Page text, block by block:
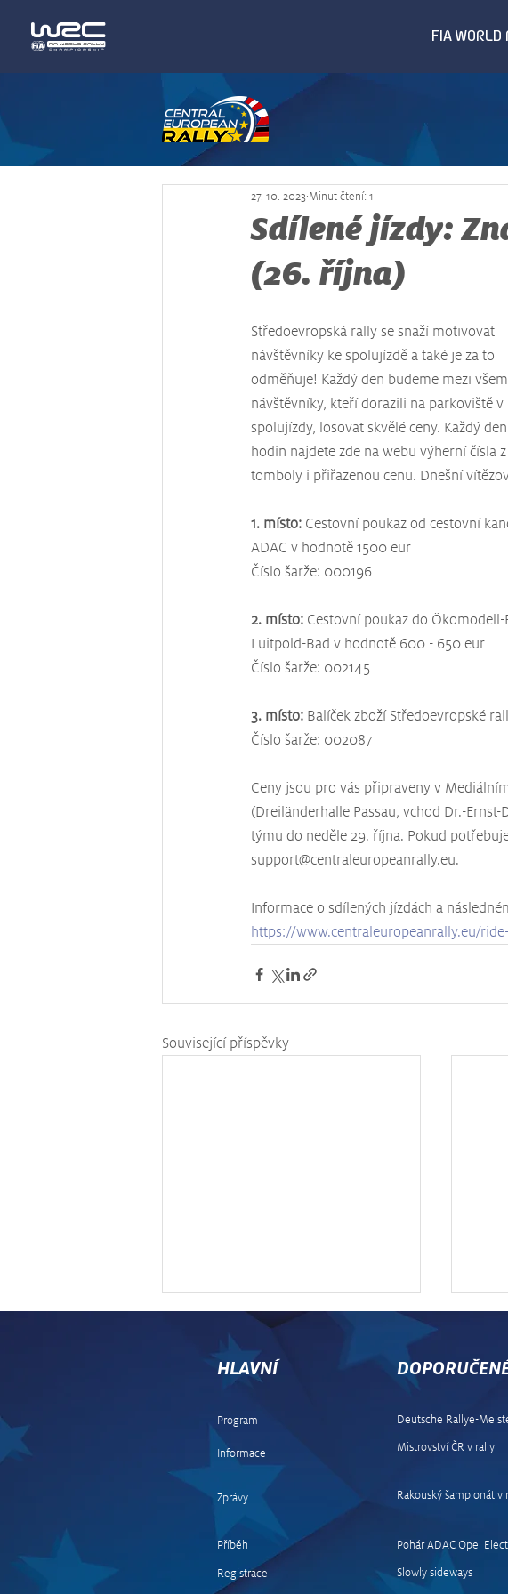
Sdílené jízdy:
(26. října)
27. 10. 2023 Minut čtení: 1
Středoevropská rally se snaží motivovat
návštěvníky ke spolujízdě a také je za to
odměňuje! Každý den budeme mezi
návštěvníky, kteří dorazili na parkoviště v
spolujízdy, losovat skvělé ceny. Každý
hodin najdete zde na webu výherní čísla z
tomboly i přiřazenou cenu. Dnešní
1. místo: Cestovní poukaz od cestovní
ADAC v hodnotě 1500 eur
Číslo šarže: 000196
2. místo: Cestovní poukaz do
Luitpold-Bad v hodnotě 600 - 650 eur
Číslo šarže: 002145
3. místo: Balíček zboží Středoevropské
Číslo šarže: 002087
Ceny jsou pro vás připraveny v
(Dreiländerhalle Passau, vchod Dr.-
týmu do neděle 29. října. Pokud
support@centraleuropeanrally.eu.
Informace o sdílených jízdách a
https://www.centraleuropeanrally.eu/
Související příspěvky
Středoevropská rally nadchla
desítky tisíc fanoušků,
Šťovíček věří v její
Informace
Program
Zprávy
Příběh
Registrace
Deutsche Rallye-
Mistrovství ČR v rally
Rakouský šampionát v
Pohár ADAC Opel
Slowly sideways
HLAVNÍ